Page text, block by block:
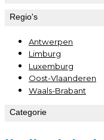
Regio's
Antwerpen
Limburg
Luxemburg
Oost-Vlaanderen
Waals-Brabant
Categorie